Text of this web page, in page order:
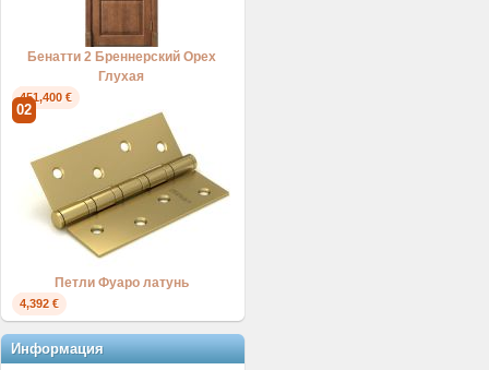
Бенатти 2 Бреннерский Орех
Глухая
451,400 €
02
Петли Фуаро латунь
4,392 €
Информация